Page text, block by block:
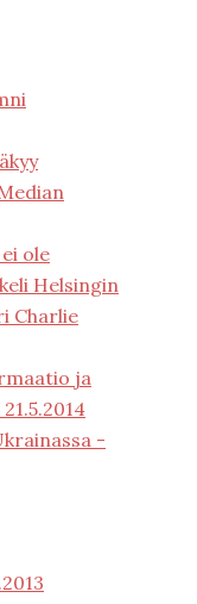
ole
Helsingin
Charlie
ja
-